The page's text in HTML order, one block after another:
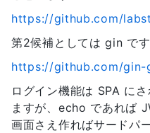
https://github.com/
第2候補としては gin です
https://github.com/gin-
ログイン機能は SPA に
ますが、echo であれば
画面さえ作ればサードパ